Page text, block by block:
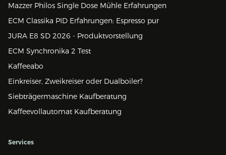
Mazzer Philos Single Dose Mühle Erfahrungen
ECM Classika PID Erfahrungen: Espresso pur
JURA E8 SD 2026 - Produktvorstellung
ECM Synchronika 2 Test
Kaffeeabo
Einkreiser, Zweikreiser oder Dualboiler?
Siebträgermaschine Kaufberatung
Kaffeevollautomat Kaufberatung
Services